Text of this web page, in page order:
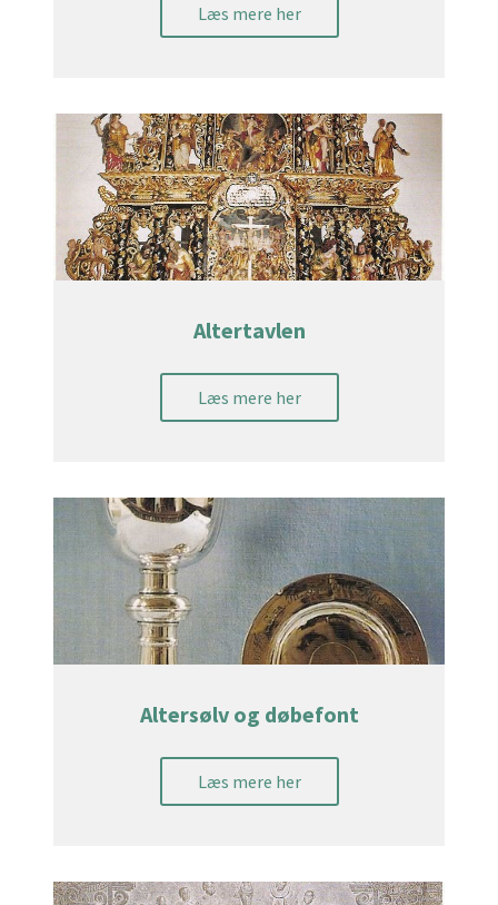
Læs mere her
Altertavlen
Læs mere her
Altersølv og døbefont
Læs mere her